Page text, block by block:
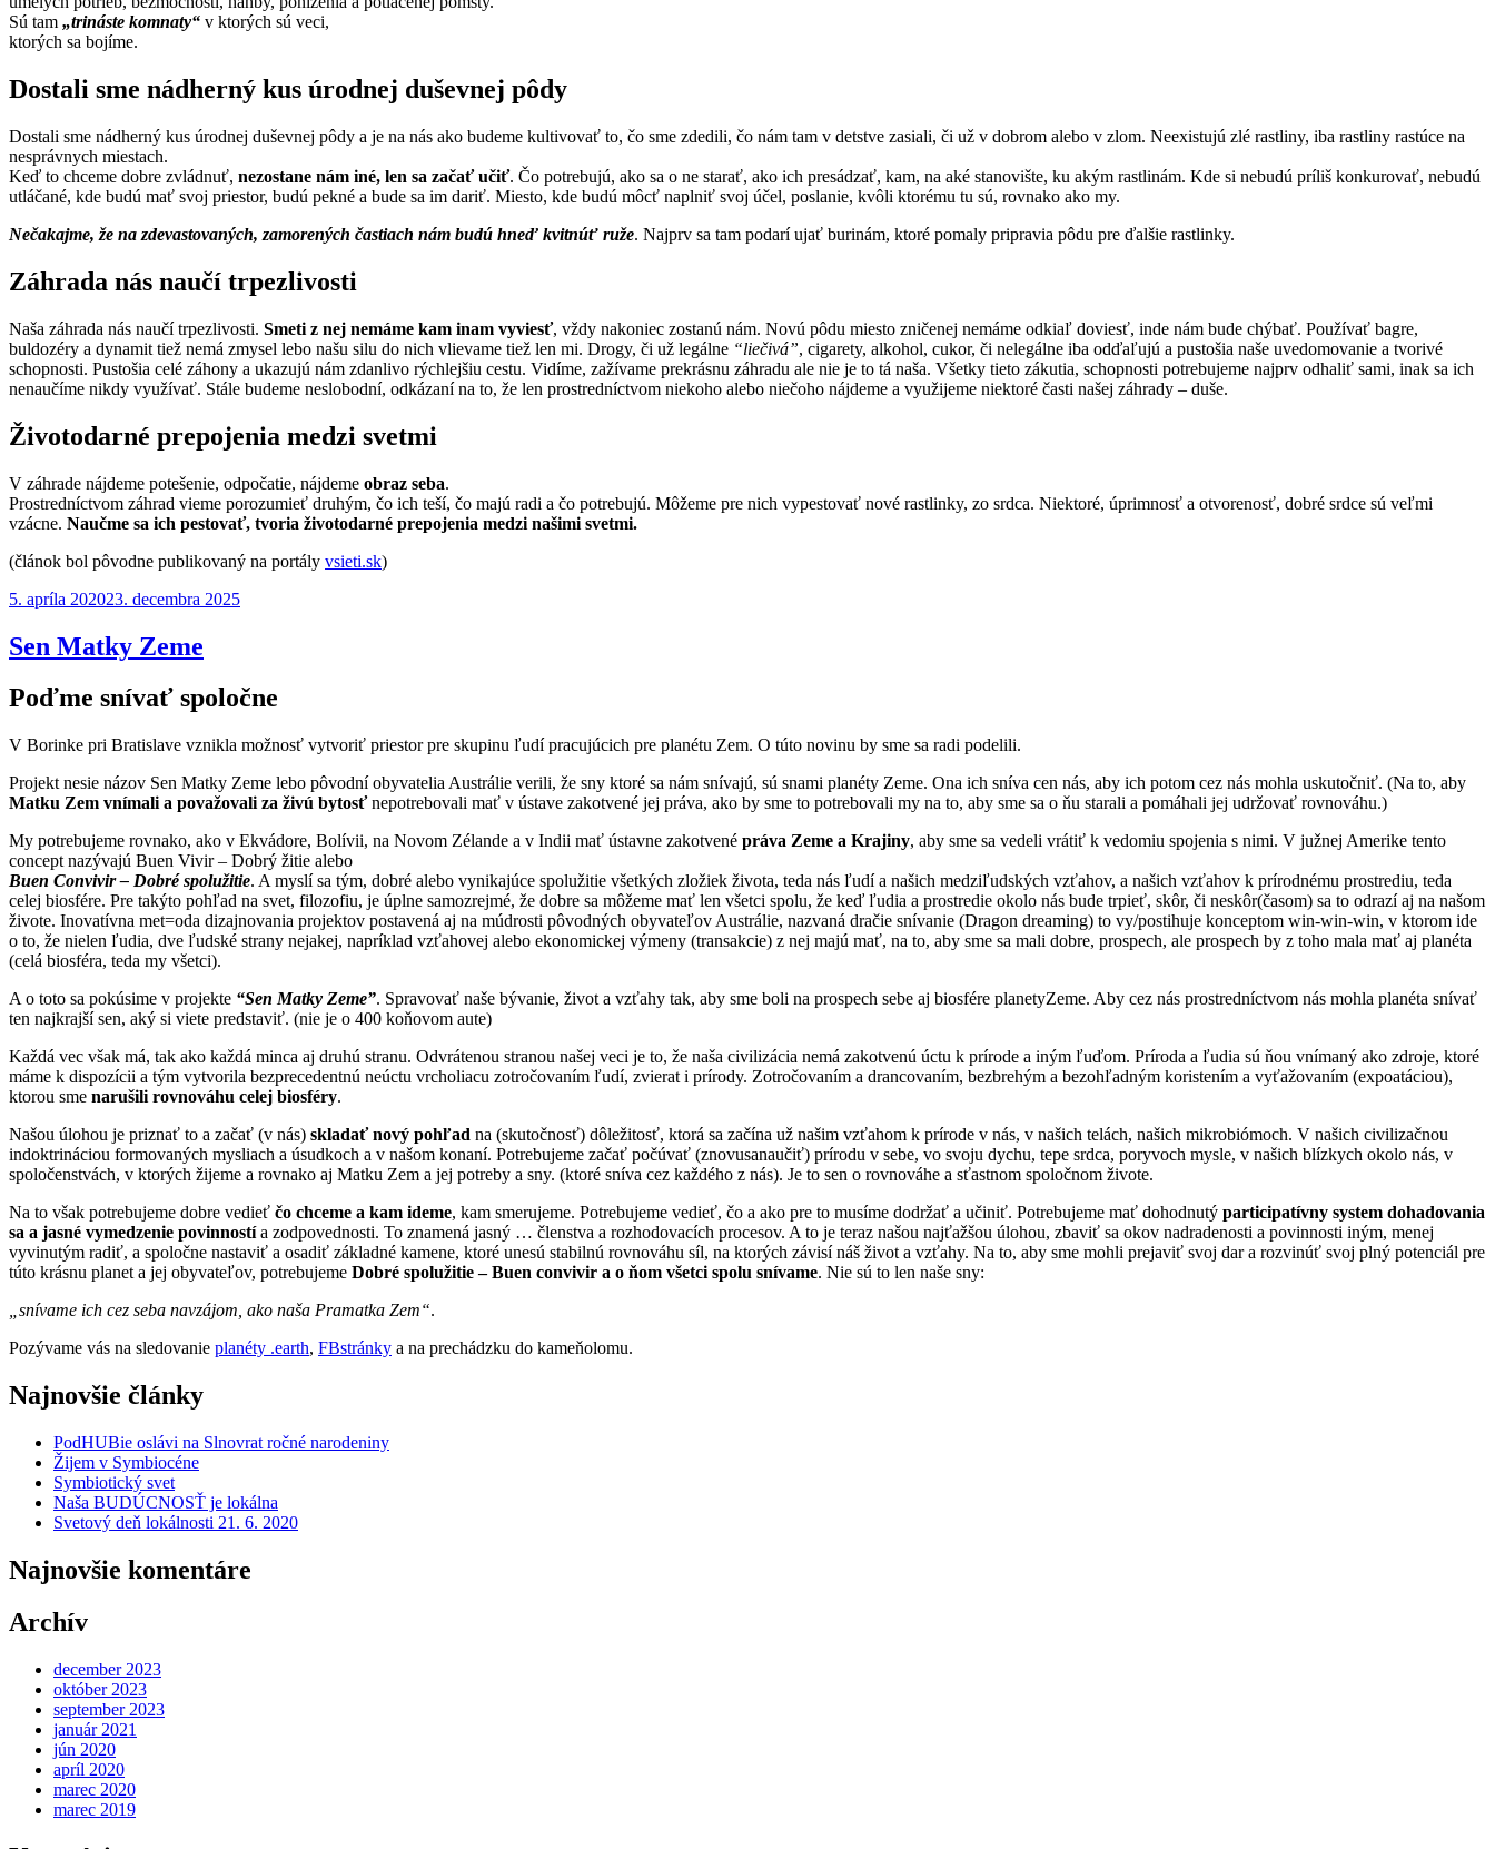
Sú tam „trináste komnaty“ v ktorých sú veci,
ktorých sa bojíme.
Dostali sme nádherný kus úrodnej duševnej pôdy
Dostali sme nádherný kus úrodnej duševnej pôdy a je na nás ako budeme kultivovať to, čo sme zdedili, čo nám tam v detstve zasiali, či už v dobrom alebo v zlom. Neexistujú zlé rastliny, iba rastliny rastúce na
nesprávnych miestach.
Keď to chceme dobre zvládnuť, nezostane nám iné, len sa začať učiť. Čo potrebujú, ako sa o ne starať, ako ich presádzať, kam, na aké stanovište, ku akým rastlinám. Kde si nebudú príliš konkurovať, nebudú
utláčané, kde budú mať svoj priestor, budú pekné a bude sa im dariť. Miesto, kde budú môcť naplniť svoj účel, poslanie, kvôli ktorému tu sú, rovnako ako my.
Nečakajme, že na zdevastovaných, zamorených častiach nám budú hneď kvitnúť ruže. Najprv sa tam podarí ujať burinám, ktoré pomaly pripravia pôdu pre ďalšie rastlinky.
Záhrada nás naučí trpezlivosti
Naša záhrada nás naučí trpezlivosti. Smeti z nej nemáme kam inam vyviesť, vždy nakoniec zostanú nám. Novú pôdu miesto zničenej nemáme odkiaľ doviesť, inde nám bude chýbať. Používať bagre,
buldozéry a dynamit tiež nemá zmysel lebo našu silu do nich vlievame tiež len mi. Drogy, či už legálne “liečivá”, cigarety, alkohol, cukor, či nelegálne iba odďaľujú a pustošia naše uvedomovanie a tvorivé
schopnosti. Pustošia celé záhony a ukazujú nám zdanlivo rýchlejšiu cestu. Vidíme, zažívame prekrásnu záhradu ale nie je to tá naša. Všetky tieto zákutia, schopnosti potrebujeme najprv odhaliť sami, inak sa ich
nenaučíme nikdy využívať. Stále budeme neslobodní, odkázaní na to, že len prostredníctvom niekoho alebo niečoho nájdeme a využijeme niektoré časti našej záhrady – duše.
Životodarné prepojenia medzi svetmi
V záhrade nájdeme potešenie, odpočatie, nájdeme obraz seba.
Prostredníctvom záhrad vieme porozumieť druhým, čo ich teší, čo majú radi a čo potrebujú. Môžeme pre nich vypestovať nové rastlinky, zo srdca. Niektoré, úprimnosť a otvorenosť, dobré srdce sú veľmi
vzácne. Naučme sa ich pestovať, tvoria životodarné prepojenia medzi našimi svetmi.
(článok bol pôvodne publikovaný na portály vsieti.sk)
Publikované
5. apríla 202023. decembra 2025
Sen Matky Zeme
Poďme snívať spoločne
V Borinke pri Bratislave vznikla možnosť vytvoriť priestor pre skupinu ľudí pracujúcich pre planétu Zem. O túto novinu by sme sa radi podelili.
Projekt nesie názov Sen Matky Zeme lebo pôvodní obyvatelia Austrálie verili, že sny ktoré sa nám snívajú, sú snami planéty Zeme. Ona ich sníva cen nás, aby ich potom cez nás mohla uskutočniť. (Na to, aby
Matku Zem vnímali a považovali za živú bytosťnepotrebovali mať v ústave zakotvené jej práva, ako by sme to potrebovali my na to, aby sme sa o ňu starali a pomáhali jej udržovať rovnováhu.)
My potrebujeme rovnako, ako v Ekvádore, Bolívii, na Novom Zélande a v Indii mať ústavne zakotvené práva Zeme a Krajiny, aby sme sa vedeli vrátiť k vedomiu spojenia s nimi. V južnej Amerike tento
concept nazývajú Buen Vivir – Dobrý žitie alebo
Buen Convivir – Dobré spolužitie. A myslí sa tým, dobré alebo vynikajúce spolužitie všetkých zložiek života, teda nás ľudí a našich medziľudských vzťahov, a našich vzťahov k prírodnému prostrediu, teda
celej biosfére. Pre takýto pohľad na svet, filozofiu, je úplne samozrejmé, že dobre sa môžeme mať len všetci spolu, že keď ľudia a prostredie okolo nás bude trpieť, skôr, či neskôr(časom) sa to odrazí aj na našom
živote. Inovatívna met=oda dizajnovania projektov postavená aj na múdrosti pôvodných obyvateľov Austrálie, nazvaná dračie snívanie (Dragon dreaming) to vy/postihuje konceptom win-win-win, v ktorom ide
o to, že nielen ľudia, dve ľudské strany nejakej, napríklad vzťahovej alebo ekonomickej výmeny (transakcie) z nej majú mať, na to, aby sme sa mali dobre, prospech, ale prospech by z toho mala mať aj planéta
(celá biosféra, teda my všetci).
A o toto sa pokúsime v projekte “Sen Matky Zeme”. Spravovať naše bývanie, život a vzťahy tak, aby sme boli na prospech sebe aj biosfére planetyZeme. Aby cez nás prostredníctvom nás mohla planéta snívať
ten najkrajší sen, aký si viete predstaviť. (nie je o 400 koňovom aute)
Každá vec však má, tak ako každá minca aj druhú stranu. Odvrátenou stranou našej veci je to, že naša civilizácia nemá zakotvenú úctu k prírode a iným ľuďom. Príroda a ľudia sú ňou vnímaný ako zdroje, ktoré
máme k dispozícii a tým vytvorila bezprecedentnú neúctu vrcholiacu zotročovaním ľudí, zvierat i prírody. Zotročovaním a drancovaním, bezbrehým a bezohľadným koristením a vyťažovaním (expoatáciou),
ktorou sme narušili rovnováhu celej biosféry.
Našou úlohou je priznať to a začať (v nás) skladať nový pohľad na (skutočnosť) dôležitosť, ktorá sa začína už našim vzťahom k prírode v nás, v našich telách, našich mikrobiómoch. V našich civilizačnou
indoktrináciou formovaných mysliach a úsudkoch a v našom konaní. Potrebujeme začať počúvať (znovusanaučiť) prírodu v sebe, vo svoju dychu, tepe srdca, poryvoch mysle, v našich blízkych okolo nás, v
spoločenstvách, v ktorých žijeme a rovnako aj Matku Zem a jej potreby a sny. (ktoré sníva cez každého z nás). Je to sen o rovnováhe a sťastnom spoločnom živote.
Na to však potrebujeme dobre vedieť čo chceme a kam ideme, kam smerujeme. Potrebujeme vedieť, čo a ako pre to musíme dodržať a učiniť. Potrebujeme mať dohodnutý participatívny system dohadovania
sa a jasné vymedzenie povinnostía zodpovednosti. To znamená jasný … členstva a rozhodovacích procesov. A to je teraz našou najťažšou úlohou, zbaviť sa okov nadradenosti a povinnosti iným, menej
vyvinutým radiť, a spoločne nastaviť a osadiť základné kamene, ktoré unesú stabilnú rovnováhu síl, na ktorých závisí náš život a vzťahy. Na to, aby sme mohli prejaviť svoj dar a rozvinúť svoj plný potenciál pre
túto krásnu planet a jej obyvateľov, potrebujeme Dobré spolužitie – Buen convivir a o ňom všetci spolu snívame. Nie sú to len naše sny:
„snívame ich cez seba navzájom, ako naša Pramatka Zem“.
Pozývame vás na sledovanie planéty .earth, FBstránky a na prechádzku do kameňolomu.
Najnovšie články
PodHUBie oslávi na Slnovrat ročné narodeniny
Žijem v Symbiocéne
Symbiotický svet
Naša BUDÚCNOSŤ je lokálna
Svetový deň lokálnosti 21. 6. 2020
Najnovšie komentáre
Archív
december 2023
október 2023
september 2023
január 2021
jún 2020
apríl 2020
marec 2020
marec 2019